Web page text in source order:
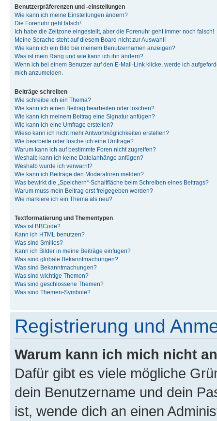
Benutzerpräferenzen und -einstellungen
Wie kann ich meine Einstellungen ändern?
Die Forenuhr geht falsch!
Ich habe die Zeitzone eingestellt, aber die Forenuhr geht immer noch falsch!
Meine Sprache steht auf diesem Board nicht zur Auswahl!
Wie kann ich ein Bild bei meinem Benutzernamen anzeigen?
Was ist mein Rang und wie kann ich ihn ändern?
Wenn ich bei einem Benutzer auf den E-Mail-Link klicke, werde ich
mich anzumelden.
Beiträge schreiben
Wie schreibe ich ein Thema?
Wie kann ich einen Beitrag bearbeiten oder löschen?
Wie kann ich meinem Beitrag eine Signatur anfügen?
Wie kann ich eine Umfrage erstellen?
Wieso kann ich nicht mehr Antwortmöglichkeiten erstellen?
Wie bearbeite oder lösche ich eine Umfrage?
Warum kann ich auf bestimmte Foren nicht zugreifen?
Weshalb kann ich keine Dateianhänge anfügen?
Weshalb wurde ich verwarnt?
Wie kann ich Beiträge den Moderatoren melden?
Was bewirkt die „Speichern“-Schaltfläche beim Schreiben eines Beitrags?
Warum muss mein Beitrag erst freigegeben werden?
Wie markiere ich ein Thema als neu?
Textformatierung und Thementypen
Was ist BBCode?
Kann ich HTML benutzen?
Was sind Smilies?
Kann ich Bilder in meine Beiträge einfügen?
Was sind globale Bekanntmachungen?
Was sind Bekanntmachungen?
Was sind wichtige Themen?
Was sind geschlossene Themen?
Was sind Themen-Symbole?
Registrierung und
Warum kann ich mich nicht
Dafür gibt es viele mögliche
dein Benutzername und dein
ist, wende dich an einen